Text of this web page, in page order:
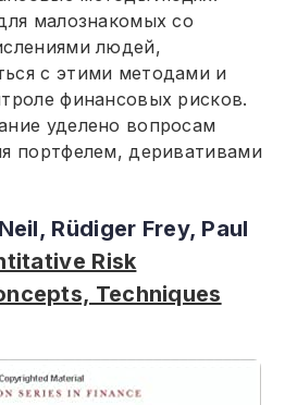
малознакомых со
людей,
с этими методами и
финансовых рисков.
уделено вопросам
портфелем, деривативами
Rüdiger Frey, Paul
Risk
Techniques